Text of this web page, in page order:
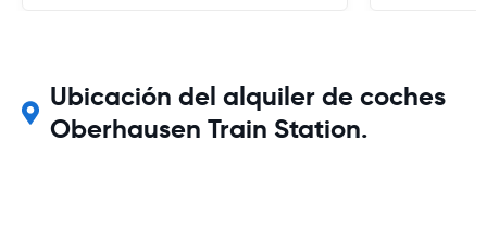
Ubicación del alquiler de coches
Oberhausen Train Station.